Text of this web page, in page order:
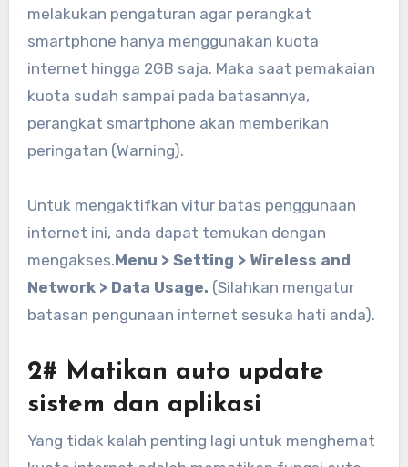
melakukan pengaturan agar perangkat
smartphone hanya menggunakan kuota
internet hingga 2GB saja. Maka saat pemakaian
kuota sudah sampai pada batasannya,
perangkat smartphone akan memberikan
peringatan (Warning).
Untuk mengaktifkan vitur batas penggunaan
internet ini, anda dapat temukan dengan
mengakses.Menu > Setting > Wireless and
Network > Data Usage. (Silahkan mengatur
batasan pengunaan internet sesuka hati anda).
2# Matikan auto update
sistem dan aplikasi
Yang tidak kalah penting lagi untuk menghemat